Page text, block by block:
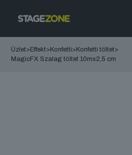
Üzlet> Effekt> Konfetti> Konfetti töltet>
MagicFX Szalag töltet 10mx2,5 cm